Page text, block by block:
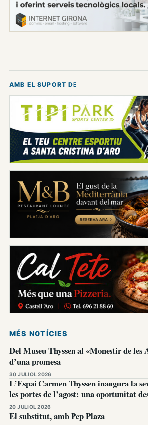
AMB EL SUPORT DE
MÉS NOTÍCIES
Del Museu Thyssen al «Monestir de les
d’una promesa
30 JULIOL 2026
L’Espai Carmen Thyssen inaugura la
les portes de l’agost: una oportunitat
20 JULIOL 2026
El substitut, amb Pep Plaza